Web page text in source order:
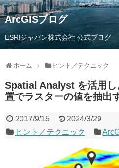
ArcGISブログ
ESRIジャパン株式会社 公式ブログ
ホーム ヒント／テクニック
Spatial Analyst を活用し
置でラスターの値を抽出
2017/9/15
2024/3/29
ヒント／テクニック